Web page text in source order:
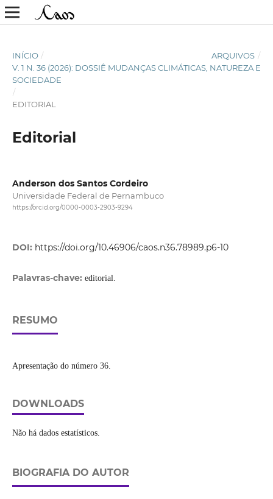
INÍCIO / ARQUIVOS /
V. 1 N. 36 (2026): DOSSIÊ MUDANÇAS CLIMÁTICAS, NATUREZA E
SOCIEDADE
/
EDITORIAL
Editorial
Anderson dos Santos Cordeiro
Universidade Federal de Pernambuco
https://orcid.org/0000-0003-2903-9294
DOI: https://doi.org/10.46906/caos.n36.78989.p6-10
Palavras-chave: editorial.
RESUMO
Apresentação do número 36.
DOWNLOADS
Não há dados estatísticos.
BIOGRAFIA DO AUTOR